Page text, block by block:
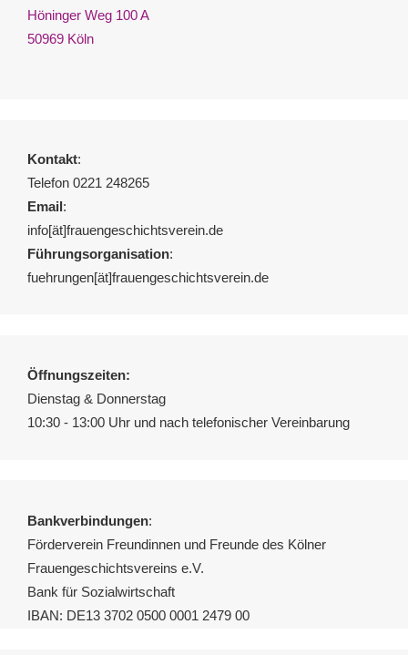
Höninger Weg 100 A
50969 Köln
Kontakt:
Telefon 0221 248265
Email:
info[ät]frauengeschichtsverein.de
Führungsorganisation:
fuehrungen[ät]frauengeschichtsverein.de
Öffnungszeiten:
Dienstag & Donnerstag
10:30 - 13:00 Uhr und nach telefonischer Vereinbarung
Bankverbindungen:
Förderverein Freundinnen und Freunde des Kölner
Frauengeschichtsvereins e.V.
Bank für Sozialwirtschaft
IBAN: DE13 3702 0500 0001 2479 00